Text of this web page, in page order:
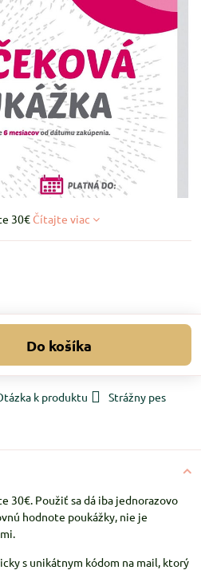
30€ Čítajte viac
Do košíka
k produktu
Strážny pes
30€. Použiť sa dá iba jednorazovo
hodnote poukážky, nie je
s unikátnym kódom na mail, ktorý